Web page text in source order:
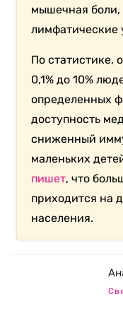
мышечная
лимфатические
По статистике,
0,1% до 10%
определенных
доступность
сниженный
маленьких
пишет, что
приходится на
населения.